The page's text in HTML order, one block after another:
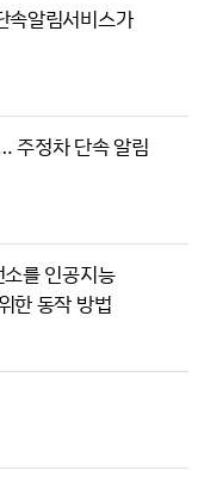
속알림서비스가
주정차 단속 알림
를 인공지능
한 동작 방법